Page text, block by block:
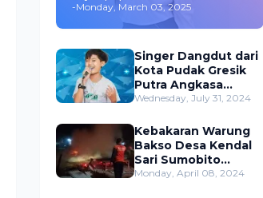
,Merambah Bisnis dan
Akting
-Monday, March 03, 2025
Singer Dangdut dari
Kota Pudak Gresik
Putra Angkasa
Gemparkan
Indonesia
Wednesday, July 31, 2024
Kebakaran Warung
Bakso Desa Kendal
Sari Sumobito
Jombang Berhasil di
Monday, April 08, 2024